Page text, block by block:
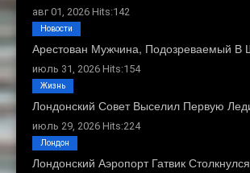
авг 01, 2026 Hits:142
Арестован Мужчина, Подозреваемый
июль 31, 2026 Hits:154
Новости
Лондонский Совет Выселил Первую
июль 29, 2026 Hits:224
Жизнь
Лондонский Аэропорт Гатвик
Лондон